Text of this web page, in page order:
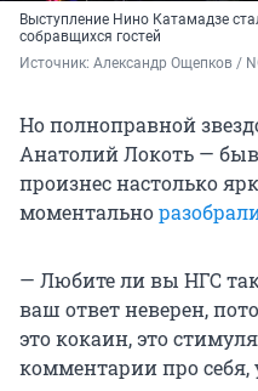
Выступление Нино Катамадзе
собравщихся гостей
Источник: Александр Ощепков /
Но полноправной
Анатолий Локоть —
произнес настолько
моментально
— Любите ли вы НГС
ваш ответ неверен,
это кокаин, это
комментарии про